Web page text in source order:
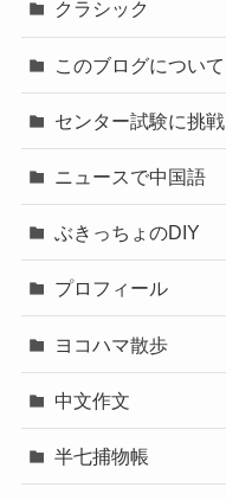
クラシック
このブログについて
センター試験に挑戦
ニュースで中国語
ぶきっちょのDIY
プロフィール
ヨコハマ散歩
中文作文
半七捕物帳